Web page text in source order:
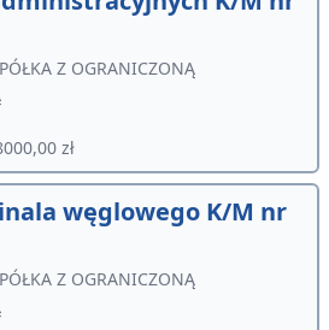
Z OGRANICZONĄ
zł
węglowego K/M nr
Z OGRANICZONĄ